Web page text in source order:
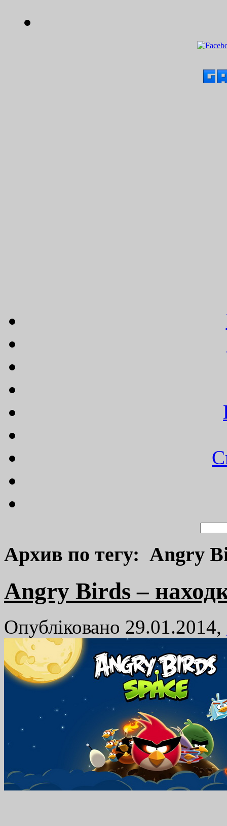
Архив по тегу: Angry
Angry Birds –
Опубліковано 29.01.2014,